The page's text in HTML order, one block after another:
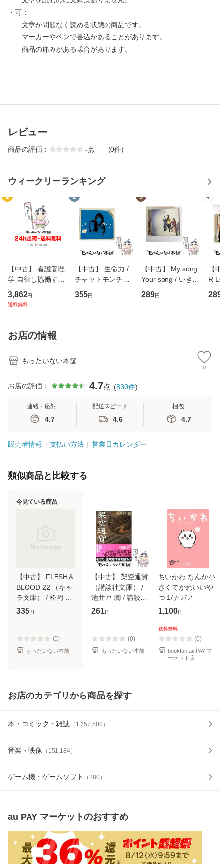
・可：
文章が問題なく読める状態の商品です。
マーカーやペンで書込があることがあります。
商品の痛みがある場合があります。
レビュー
商品の評価： -点 (0件)
ウィークリーランキング
1
【中古】 看護管理
学 自律し協働する
専門職の看護マネ
ジメントスキル 改
恵 藤本幸三 / 南江
堂 [単行
3,862円
送料無料
2
【中古】 生命力 /
チャットモンチー /
キューンレコード
[CD]【メール便送
355円
3
【中古】 My song
Your song / いきも
のがかり / [CD]
【メール便送料無
289円
4
【
R
産
お店の情報
もったいない本舗
0
お店の評価： 4.7点 (830件)
連絡・応対
4.7
配送スピード
4.6
梱包
4.7
販売者情報 支払い方法 営業日カレンダー
類似商品と比較する
【中古】 FLESH＆
BLOOD 22 （キャ
ラ文庫） / 松岡 な
つき / 徳間書店 [文
335円
(0)
もったいない本舗
今見ている商品
【中古】 架空通貨
（講談社文庫） /
池井戸 潤 / 講談社
[文庫]【メール便送
261円
(0)
もったいない本舗
ちいかわ なんか小
さくてかわいいや
つ 1/ナガノ
1,100円
送料無料
(0)
bookfan au PAY マ
ーケット店
お店のカテゴリから商品を探す
本・コミック・雑誌 （ 1,257,580）
音楽・映像 （ 151,184）
ゲーム機・ゲームソフト （280）
au PAY マーケットのおすすめ